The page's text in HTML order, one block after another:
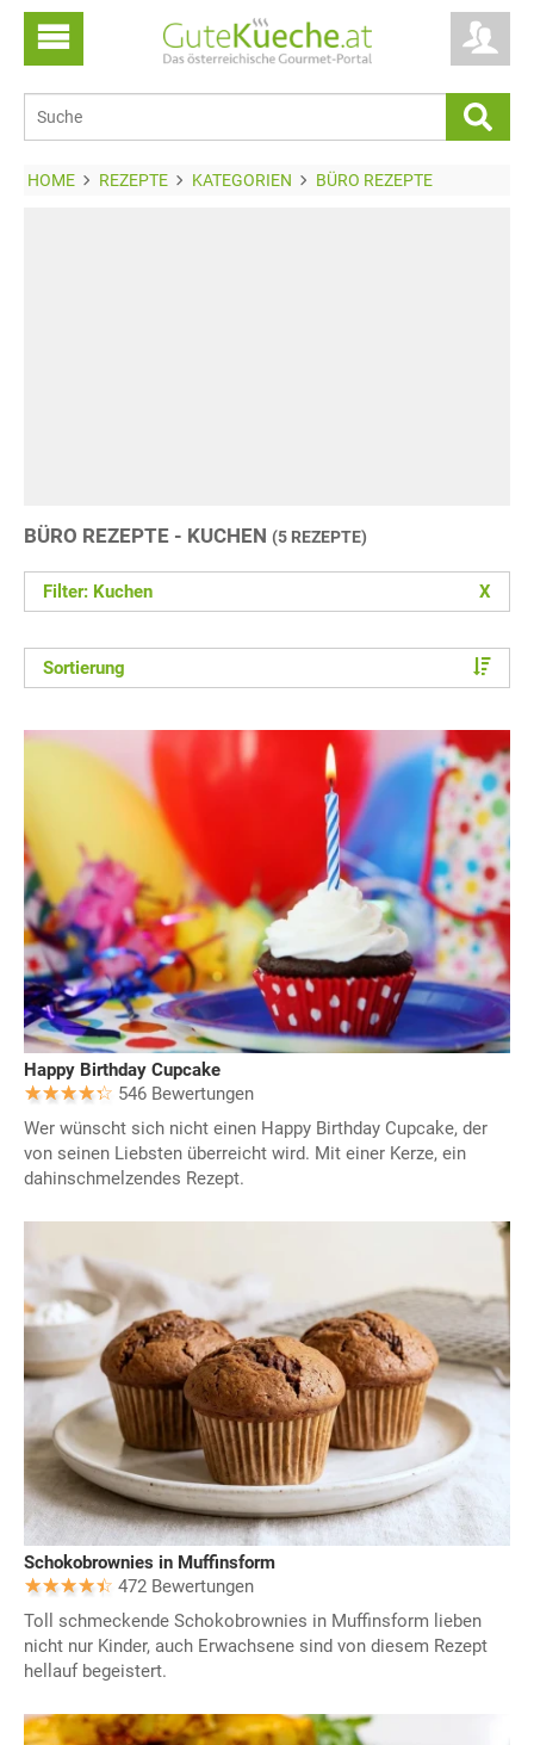
HOME REZEPTE KATEGORIEN BÜRO REZEPTE
BÜRO REZEPTE - KUCHEN (5 REZEPTE)
Filter: Kuchen X
Sortierung
Happy Birthday Cupcake
546 Bewertungen
Wer wünscht sich nicht einen Happy Birthday Cupcake, der
von seinen Liebsten überreicht wird. Mit einer Kerze, ein
dahinschmelzendes Rezept.
Schokobrownies in Muffinsform
472 Bewertungen
Toll schmeckende Schokobrownies in Muffinsform lieben
nicht nur Kinder, auch Erwachsene sind von diesem Rezept
hellauf begeistert.